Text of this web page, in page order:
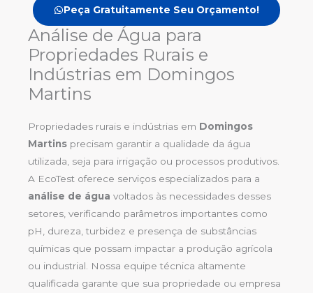
Peça Gratuitamente Seu Orçamento!
Análise de Água para
Propriedades Rurais e
Indústrias em Domingos
Martins
Propriedades rurais e indústrias em Domingos
Martins precisam garantir a qualidade da água
utilizada, seja para irrigação ou processos produtivos.
A EcoTest oferece serviços especializados para a
análise de água voltados às necessidades desses
setores, verificando parâmetros importantes como
pH, dureza, turbidez e presença de substâncias
químicas que possam impactar a produção agrícola
ou industrial. Nossa equipe técnica altamente
qualificada garante que sua propriedade ou empresa